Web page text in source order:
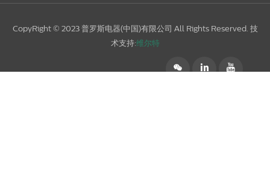
CopyRight © 2023 普罗斯电器(中国)有限公司 All Rights Reserved. 技
术支持:维尔特
󰄆  